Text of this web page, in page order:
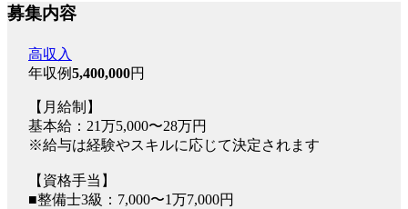
募集内容
高収入
年収例5,400,000円
【月給制】
基本給：21万5,000〜28万円
※給与は経験やスキルに応じて決定されます
【資格手当】
■整備士3級：7,000〜1万7,000円